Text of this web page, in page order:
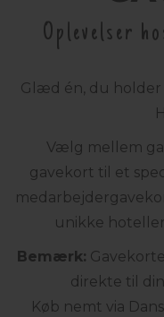
Oplevelser
Glæd én, du holder
Vælg mellem
gavekort til et
unikke
Bemærk:
direkte til
Køb nemt via